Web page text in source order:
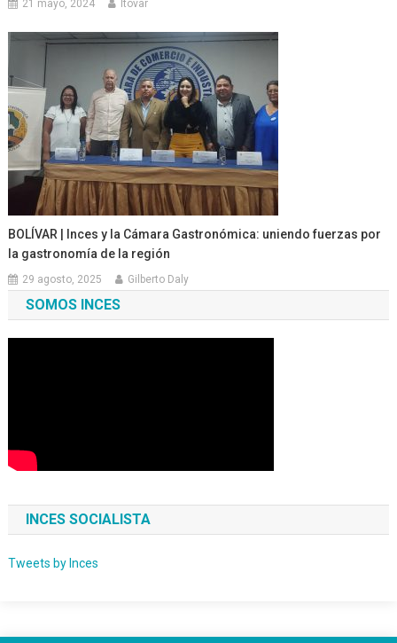
21 mayo, 2024 ltovar
BOLÍVAR | Inces y la Cámara Gastronómica: uniendo fuerzas por
la gastronomía de la región
29 agosto, 2025 Gilberto Daly
SOMOS INCES
INCES SOCIALISTA
Tweets by Inces